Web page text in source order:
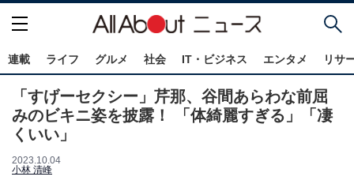
連載 ライフ グルメ 社会 IT・ビジネス エンタメ リサ
「すげーセクシー」芹那、谷間あらわな前屈
みのビキニ姿を披露！ 「体綺麗すぎる」「凄
くいい」
2023.10.04
小林 清峰